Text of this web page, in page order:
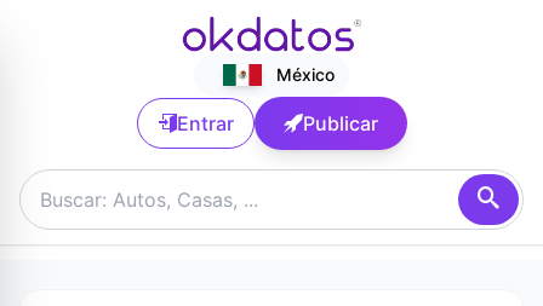
México
Entrar Publicar